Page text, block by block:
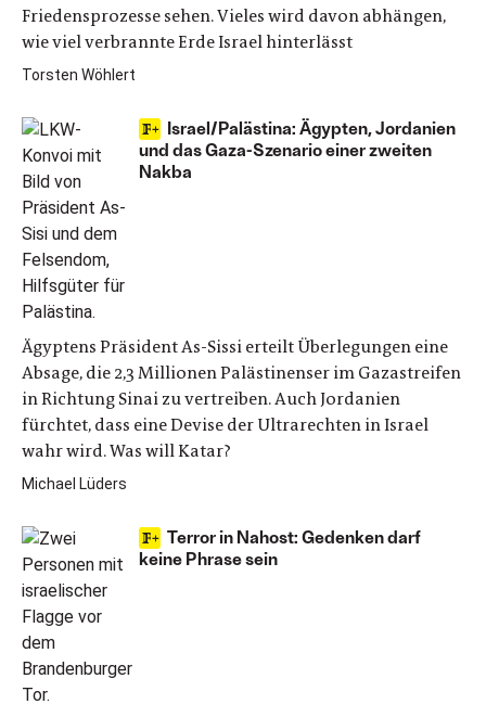
Friedensprozesse sehen. Vieles wird davon abhängen,
wie viel verbrannte Erde Israel hinterlässt
Torsten Wöhlert
Israel/Palästina: Ägypten, Jordanien
und das Gaza-Szenario einer zweiten
Nakba
Ägyptens Präsident As-Sissi erteilt Überlegungen eine
Absage, die 2,3 Millionen Palästinenser im Gazastreifen
in Richtung Sinai zu vertreiben. Auch Jordanien
fürchtet, dass eine Devise der Ultrarechten in Israel
wahr wird. Was will Katar?
Michael Lüders
Terror in Nahost: Gedenken darf
keine Phrase sein